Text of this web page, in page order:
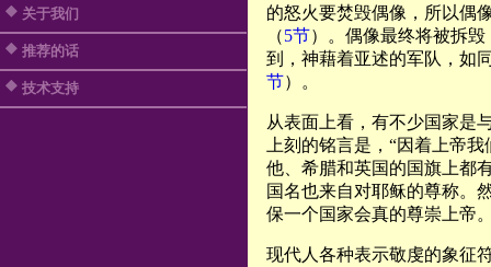
关于我们
推荐的话
技术支持
的怒火要焚毁偶像，所以偶
（5节）。偶像最终将被拆毁
到，神藉着亚述的军队，如
节）。
从表面上看，有不少国家是
上刻的铭言是，“因着上帝
他、希腊和英国的国旗上都
国名也来自对耶稣的尊称。
保一个国家会真的尊崇上帝
现代人各种表示敬虔的象征